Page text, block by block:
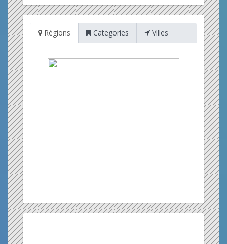
Régions Categories Villes